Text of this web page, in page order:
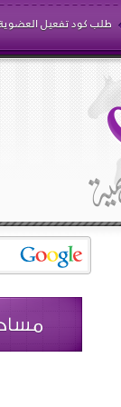
طلب كود تفعيل